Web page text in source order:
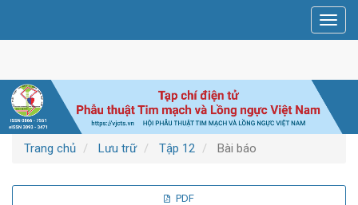
chính
chính
Thanh
bên
Trang chủ Lưu trữ Tập 12 Bài báo
PDF